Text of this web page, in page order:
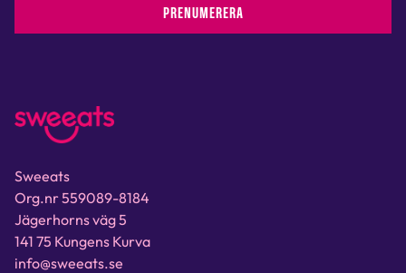
PRENUMERERA
Sweeats
Org.nr 559089-8184
Jägerhorns väg 5
141 75 Kungens Kurva
info@sweeats.se